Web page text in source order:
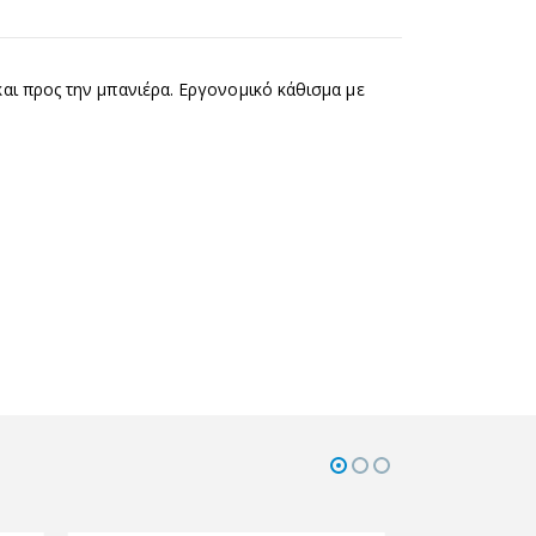
προς την µπανιέρα. Εργονοµικό κάθισµα µε